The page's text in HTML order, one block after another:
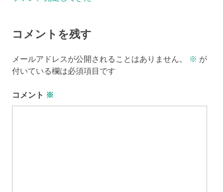
navigation
コメントを残す
メールアドレスが公開されることはありません。 ※ が
付いている欄は必須項目です
コメント ※